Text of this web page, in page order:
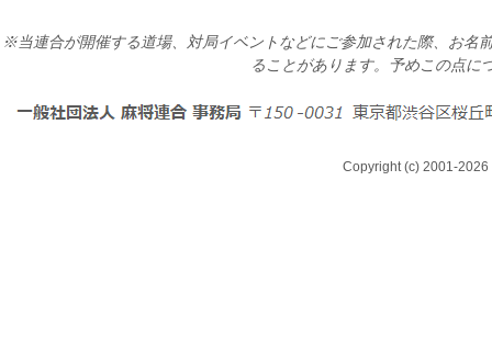
※当連合が開催する道場、対局イベントなどにご参加された際、お名
ることがあります。予めこの点に
Copyright (c) 2001-